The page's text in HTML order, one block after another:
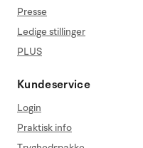
Presse
Ledige stillinger
PLUS
Kundeservice
Login
Praktisk info